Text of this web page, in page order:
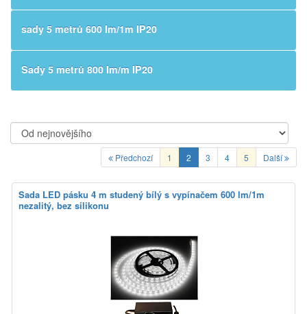
sady 5 metrů 600 lm/1m IP20
Sady 5 metrů 800 lm/m IP20
Předchozí 1 2 3 4 5 Další
Sada LED pásku 4 m studený bílý s vypínačem 600 lm/1m
nezalitý, bez silikonu